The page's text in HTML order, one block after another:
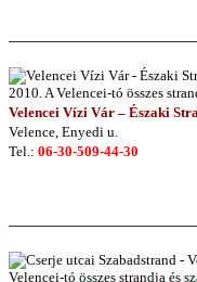
Velencei Vízi Vár – Északi
Velence, Enyedi u.
Tel.: 06-30-509-44-30